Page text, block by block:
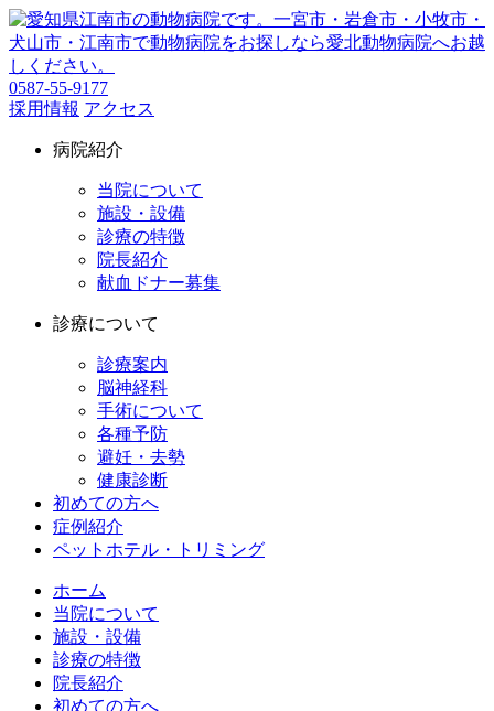
0587-55-9177
採用情報 アクセス
病院紹介
当院について
施設・設備
診療の特徴
院長紹介
献血ドナー募集
診療について
診療案内
脳神経科
手術について
各種予防
避妊・去勢
健康診断
初めての方へ
症例紹介
ペットホテル・トリミング
ホーム
当院について
施設・設備
診療の特徴
院長紹介
初めての方へ